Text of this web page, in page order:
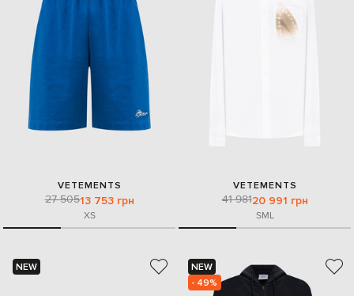
VETEMENTS
27 50513 753 грн
XS
VETEMENTS
41 98120 991 грн
SML
NEW
NEW
- 49%